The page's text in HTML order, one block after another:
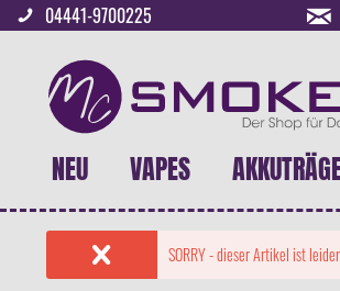
04441-9700225
NEU VAPES
SORRY - dieser Artikel ist